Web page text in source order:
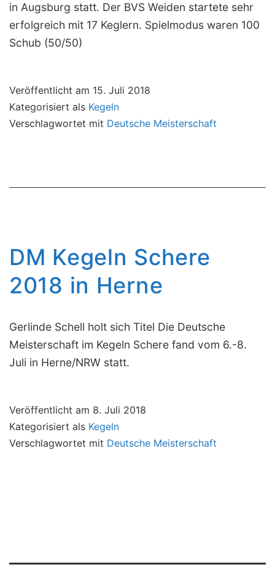
in Augsburg statt. Der BVS Weiden startete sehr
erfolgreich mit 17 Keglern. Spielmodus waren 100
Schub (50/50)
Veröffentlicht am 15. Juli 2018
Kategorisiert als Kegeln
Verschlagwortet mit Deutsche Meisterschaft
DM Kegeln Schere
2018 in Herne
Gerlinde Schell holt sich Titel Die Deutsche
Meisterschaft im Kegeln Schere fand vom 6.-8.
Juli in Herne/NRW statt.
Veröffentlicht am 8. Juli 2018
Kategorisiert als Kegeln
Verschlagwortet mit Deutsche Meisterschaft